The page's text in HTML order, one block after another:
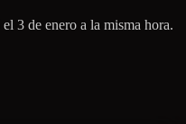
3 de enero a la misma hora.